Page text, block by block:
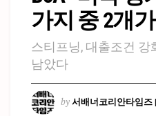
가지 중 2개
스티프닝, 대출조건
남았다
by 서배너코리안타임즈